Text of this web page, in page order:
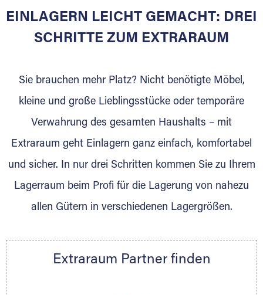
Sie bieten Kunden Lagerraum zur Miete, der
für die Einlagerung von Umzugsgut gebaut
Lagerkunden und Vermietungen.
Ihre Vorteile als Extraraum Partner:
Marktgerechte Preise
Digitale Buchungsplattform
Gewinnung von Neukunden
Nachricht.
Telefon:+49 6145 5442 - 404
EINLAGERN LEICHT GEMACHT: DREI
SCHRITTE ZUM EXTRARAUM
Sie brauchen mehr Platz? Nicht benötigte Möbel,
kleine und große Lieblingsstücke oder temporäre
Verwahrung des gesamten Haushalts – mit
Extraraum geht Einlagern ganz einfach, komfortabel
und sicher. In nur drei Schritten kommen Sie zu Ihrem
Lagerraum beim Profi für die Lagerung von nahezu
allen Gütern in verschiedenen Lagergrößen.
Extraraum Partner finden